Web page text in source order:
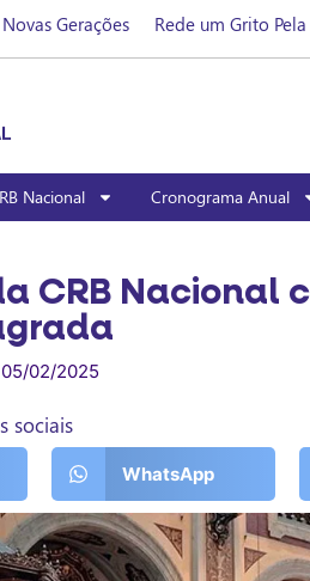
Novas Gerações Rede um Grito
Nacional Cronograma Anual
CRB Nacional
05/02/2025
sociais
WhatsApp